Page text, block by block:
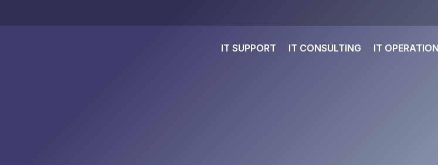
IT SUPPORT IT CONSULTING IT